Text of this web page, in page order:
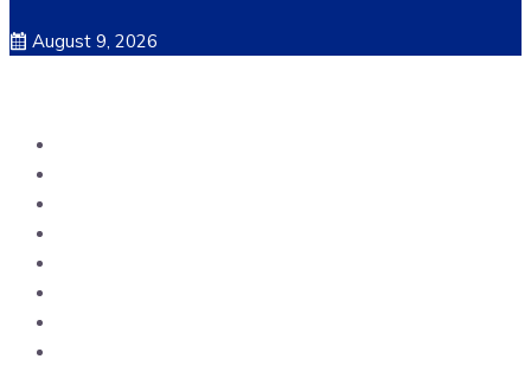
August 9, 2026